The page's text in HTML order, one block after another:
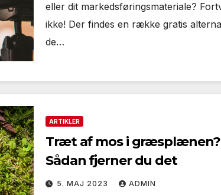
eller dit markedsføringsmateriale?
ikke! Der findes en række gratis
de…
ARTIKLER
Træt af mos i græsplænen?
Sådan fjerner du det
5. MAJ 2023 ADMIN